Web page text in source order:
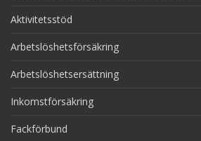
Aktivitetsstöd
Arbetslöshetsförsäkring
Arbetslöshetsersättning
Inkomstförsäkring
Fackförbund